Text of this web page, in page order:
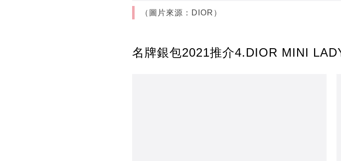
（圖片來源：DIOR）
名牌銀包2021推介4.DIOR MINI